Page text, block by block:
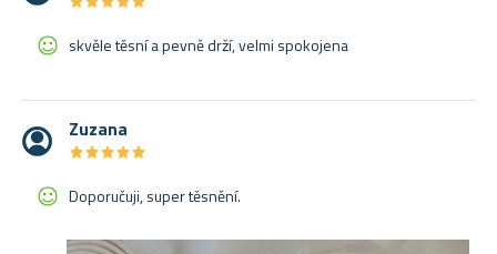
skvěle těsní a pevně drží, velmi spokojena
Zuzana
★★★★★
★★★★★
Doporučuji, super těsnění.